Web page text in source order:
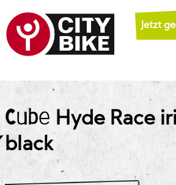
Jetzt
Cube Hyde Race
´black